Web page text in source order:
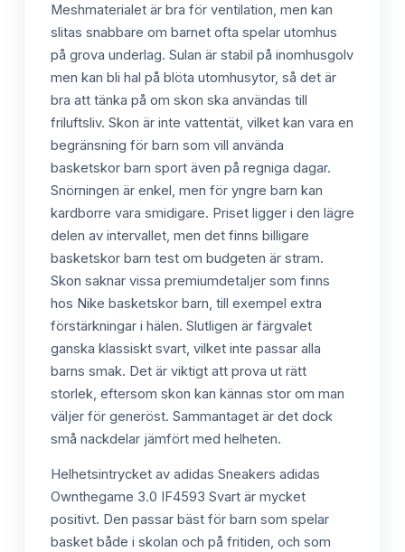
Meshmaterialet är bra för ventilation, men kan
slitas snabbare om barnet ofta spelar utomhus
på grova underlag. Sulan är stabil på inomhusgolv
men kan bli hal på blöta utomhusytor, så det är
bra att tänka på om skon ska användas till
friluftsliv. Skon är inte vattentät, vilket kan vara en
begränsning för barn som vill använda
basketskor barn sport även på regniga dagar.
Snörningen är enkel, men för yngre barn kan
kardborre vara smidigare. Priset ligger i den lägre
delen av intervallet, men det finns billigare
basketskor barn test om budgeten är stram.
Skon saknar vissa premiumdetaljer som finns
hos Nike basketskor barn, till exempel extra
förstärkningar i hälen. Slutligen är färgvalet
ganska klassiskt svart, vilket inte passar alla
barns smak. Det är viktigt att prova ut rätt
storlek, eftersom skon kan kännas stor om man
väljer för generöst. Sammantaget är det dock
små nackdelar jämfört med helheten.
Helhetsintrycket av adidas Sneakers adidas
Ownthegame 3.0 IF4593 Svart är mycket
positivt. Den passar bäst för barn som spelar
basket både i skolan och på fritiden, och som